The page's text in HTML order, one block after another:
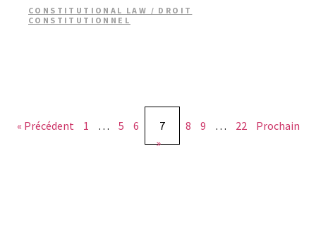
CONSTITUTIONAL LAW / DROIT
CONSTITUTIONNEL
« Précédent 1 … 5 6 7 8 9 … 22
Prochain
»